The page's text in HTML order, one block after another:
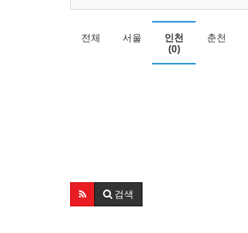
전체 서울
인천
(0)
춘천
검색